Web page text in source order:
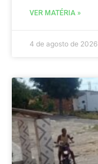
VER MATÉRIA »
4 de agosto de 2026